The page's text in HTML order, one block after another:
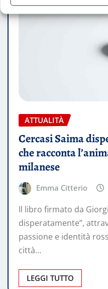
ATTUALITÀ
Cercasi Saima
che racconta
milanese
Emma Citterio
Il libro firmato da
disperatamente”,
passione e identità
città…
LEGGI TUTTO